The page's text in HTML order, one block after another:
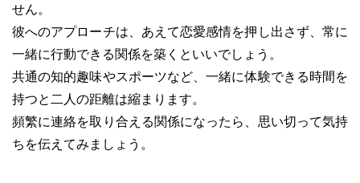
せん。
彼へのアプローチは、あえて恋愛感情を押し出さず、常に
一緒に行動できる関係を築くといいでしょう。
共通の知的趣味やスポーツなど、一緒に体験できる時間を
持つと二人の距離は縮まります。
頻繁に連絡を取り合える関係になったら、思い切って気持
ちを伝えてみましょう。